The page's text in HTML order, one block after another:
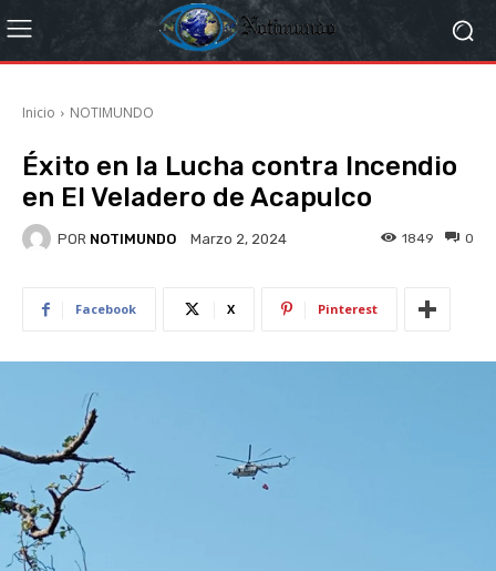
Inicio NOTIMUNDO
Éxito en la Lucha contra Incendio
en El Veladero de Acapulco
POR NOTIMUNDO Marzo 2, 2024 0
1849
Facebook X Pinterest